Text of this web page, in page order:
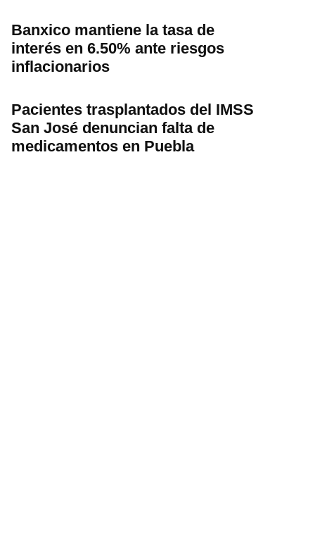
Banxico mantiene la tasa de
interés en 6.50% ante riesgos
inflacionarios
Pacientes trasplantados del IMSS
San José denuncian falta de
medicamentos en Puebla